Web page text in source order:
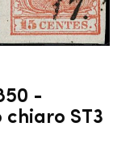
-
ST3